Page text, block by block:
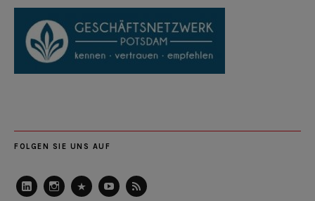
FOLGEN SIE UNS AUF